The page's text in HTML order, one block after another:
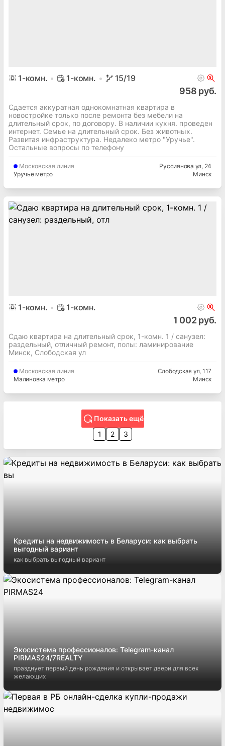
1-комн. 1-комн. 15/19
958 руб.
Сдается аккуратная однокомнатная квартира в
новостройке только после ремонта без мебели на
длительный срок, по договору. В наличии кухня. проведен
интернет. Семье на длительный срок. Без животных.
Развитая инфраструктура. Недалеко метро "Уручье".
Остальные вопросы по телефону
Московская линия
Уручье метро
Руссиянова ул, 24
Минск
1-комн. 1-комн.
1 002 руб.
Сдаю квартира на длительный срок, 1-комн. 1 / cанузел:
раздельный, отличный ремонт, полы: ламинирование
Минск, Слободская ул
Московская линия
Малиновка метро
Слободская ул, 117
Минск
Показать ещё
1
2 3
Кредиты на недвижимость в Беларуси: как выбрать
выгодный вариант
как выбрать выгодный вариант
Экосистема профессионалов: Telegram-канал
PIRMAS24/7REALTY
празднует первый день рождения и открывает двери для всех
желающих